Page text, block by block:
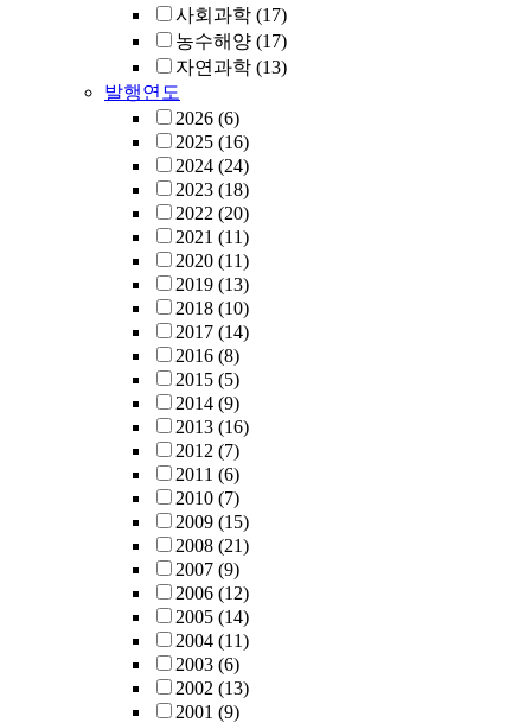
사회과학 (17)
농수해양 (17)
자연과학 (13)
발행연도
2026 (6)
2025 (16)
2024 (24)
2023 (18)
2022 (20)
2021 (11)
2020 (11)
2019 (13)
2018 (10)
2017 (14)
2016 (8)
2015 (5)
2014 (9)
2013 (16)
2012 (7)
2011 (6)
2010 (7)
2009 (15)
2008 (21)
2007 (9)
2006 (12)
2005 (14)
2004 (11)
2003 (6)
2002 (13)
2001 (9)